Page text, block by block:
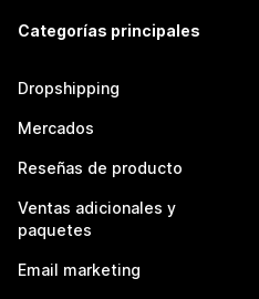
Categorías principales
Dropshipping
Mercados
Reseñas de producto
Ventas adicionales y
paquetes
Email marketing